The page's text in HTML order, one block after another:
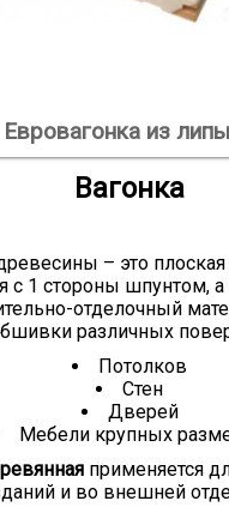
Евровагонка из липы
Вагонка
– это
с 1 стороны шпунтом, а
отделочный
различных
Потолков
Стен
Дверей
Мебели крупных
применяется
и во внешней